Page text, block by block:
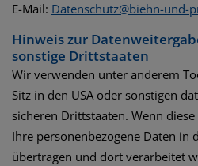
E-Mail: Datenschutz@biehn-und-
Hinweis zur
sonstige Drittstaaten
Wir verwenden unter anderem
Sitz in den USA oder sonstigen
sicheren Drittstaaten. Wenn
Ihre personenbezogene Daten in
übertragen und dort verarbeitet